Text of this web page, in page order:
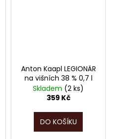
Anton Kaapl LEGIONÄR
na višních 38 % 0,7 l
Skladem (2 ks)
359 Kč
DO KOŠÍKU